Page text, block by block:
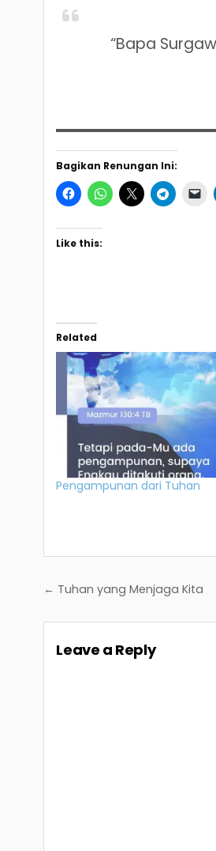
“Bapa
Bagikan Renungan Ini:
Like this:
Related
Pengampunan dari Tuhan
Post
← Tuhan yang Menjaga Kita
Leave a Reply